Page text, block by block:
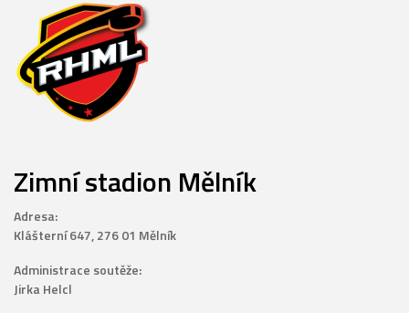
Zimní stadion Mělník
Adresa:
Klášterní 647, 276 01 Mělník
Administrace soutěže:
Jirka Helcl